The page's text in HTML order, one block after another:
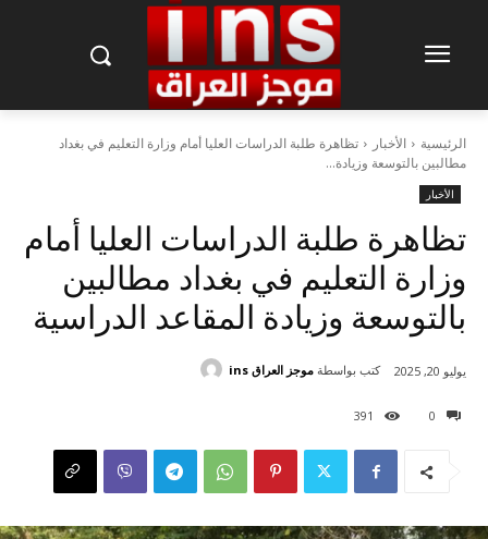
الرئيسية الأخبار
تظاهرة طلبة الدراسات العليا أمام وزارة التعليم في بغداد
مطالبين بالتوسعة وزيادة...
الأخبار
تظاهرة طلبة الدراسات العليا أمام
وزارة التعليم في بغداد مطالبين
بالتوسعة وزيادة المقاعد الدراسية
0
391
يوليو 20, 2025 كتب بواسطة موجز العراق ins